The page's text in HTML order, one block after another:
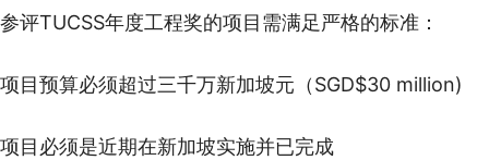
参评TUCSS年度工程奖的项目需满足严格的标准：
项目预算必须超过三千万新加坡元（SGD$30 million)
项目必须是近期在新加坡实施并已完成